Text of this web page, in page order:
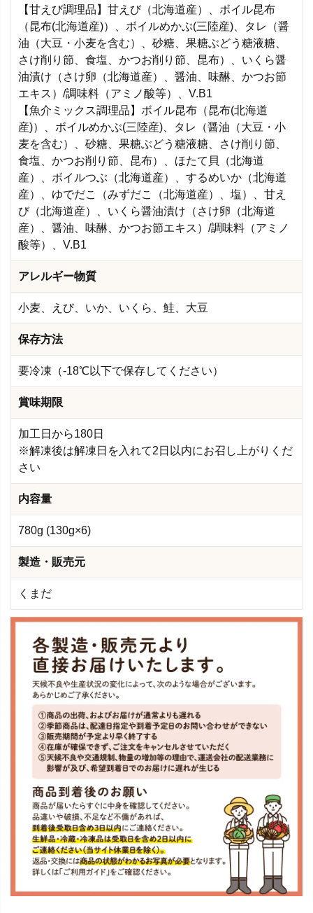
【甘えび調理品】甘えび（北海道産）、ボイル昆布
（昆布(北海道産)）、ボイルめかぶ(三陸産)、タレ（醤
油（大豆・小麦を含む）、砂糖、果糖ぶどう糖液糖、
さけ削り節、食塩、かつお削り節、昆布）、いくら醤
油漬け（さけ卵（北海道産）、醤油、味醂、かつお節
エキス）/調味料（アミノ酸等）、V.B1
【魚介ミックス調理品】ボイル昆布（昆布(北海道
産)）、ボイルめかぶ(三陸産)、タレ（醤油（大豆・小
麦を含む）、砂糖、果糖ぶどう糖液糖、さけ削り節、
食塩、かつお削り節、昆布）、ほたて貝（北海道
産）、ボイルつぶ（北海道産）、するめいか（北海道
産）、ゆでだこ（みずだこ（北海道産）、塩）、甘え
び（北海道産）、いくら醤油漬け（さけ卵（北海道
産）、醤油、味醂、かつお節エキス）/調味料（アミノ
酸等）、V.B1
アレルギー物質
小麦、えび、いか、いくら、鮭、大豆
保存方法
要冷凍（-18℃以下で保存してください）
賞味期限
加工日から180日
※解凍後は解凍日を入れて2日以内にお召し上がりくだ
さい
内容量
780g (130g×6)
製造・販売元
くまだ